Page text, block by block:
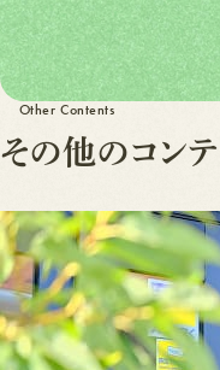
Other Contents
その他のコンテ